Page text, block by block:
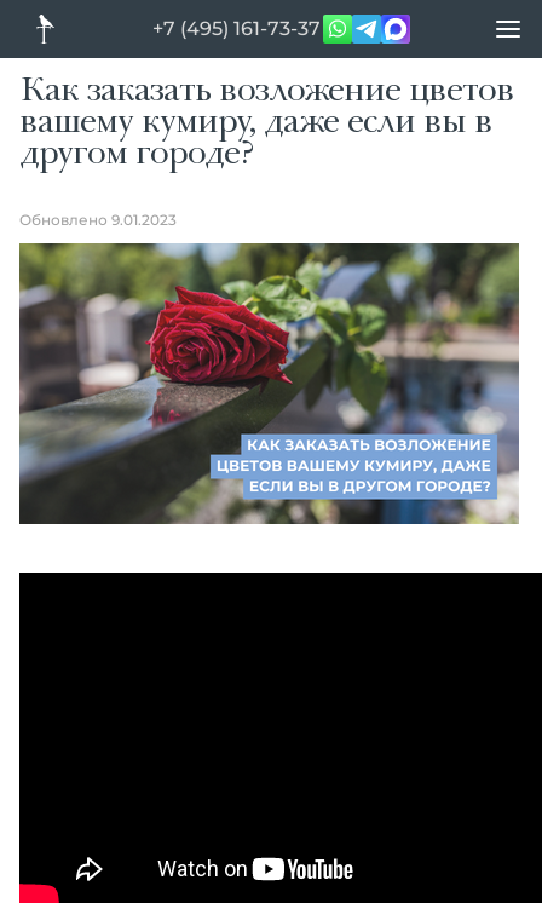
+7 (495) 161-73-37
Как заказать возложение цветов
вашему кумиру, даже если вы в
другом городе?
Обновлено 9.01.2023